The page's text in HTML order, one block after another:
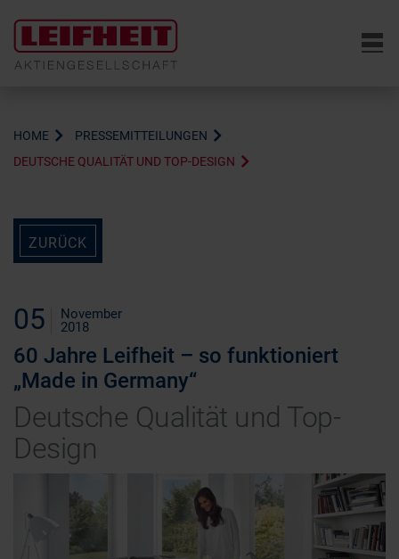
6
HOME
PRESSEMITTEILUNGEN
DEUTSCHE QUALITÄT UND TOP-DESIGN
ZURÜCK
05
November
2018
60 Jahre Leifheit – so funktioniert
„Made in Germany“
Deutsche Qualität und Top-
Design